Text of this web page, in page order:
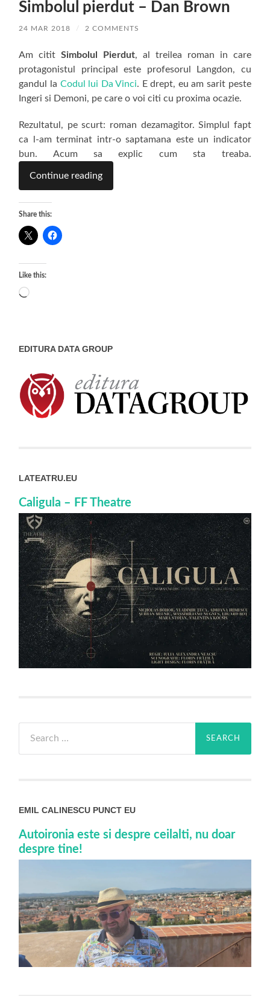
Simbolul pierdut – Dan Brown
24 MAR 2018 / 2 COMMENTS
Am cititSimbolul Pierdut, al treilea roman in care
protagonistul principal este profesorul Langdon, cu
gandul la Codul lui Da Vinci. E drept, eu am sarit peste
Ingeri si Demoni, pe care o voi citi cu proxima ocazie.
Rezultatul, pe scurt: roman dezamagitor. Simplul fapt
ca l-am terminat intr-o saptamana este un indicator
bun. Acum sa explic cum sta treaba.
Continue reading
Share this:
Like this:
Loading…
EDITURA DATA GROUP
LATEATRU.EU
Caligula – FF Theatre
for:
EMIL CALINESCU PUNCT EU
Autoironia este si despre ceilalti, nu doar
despre tine!